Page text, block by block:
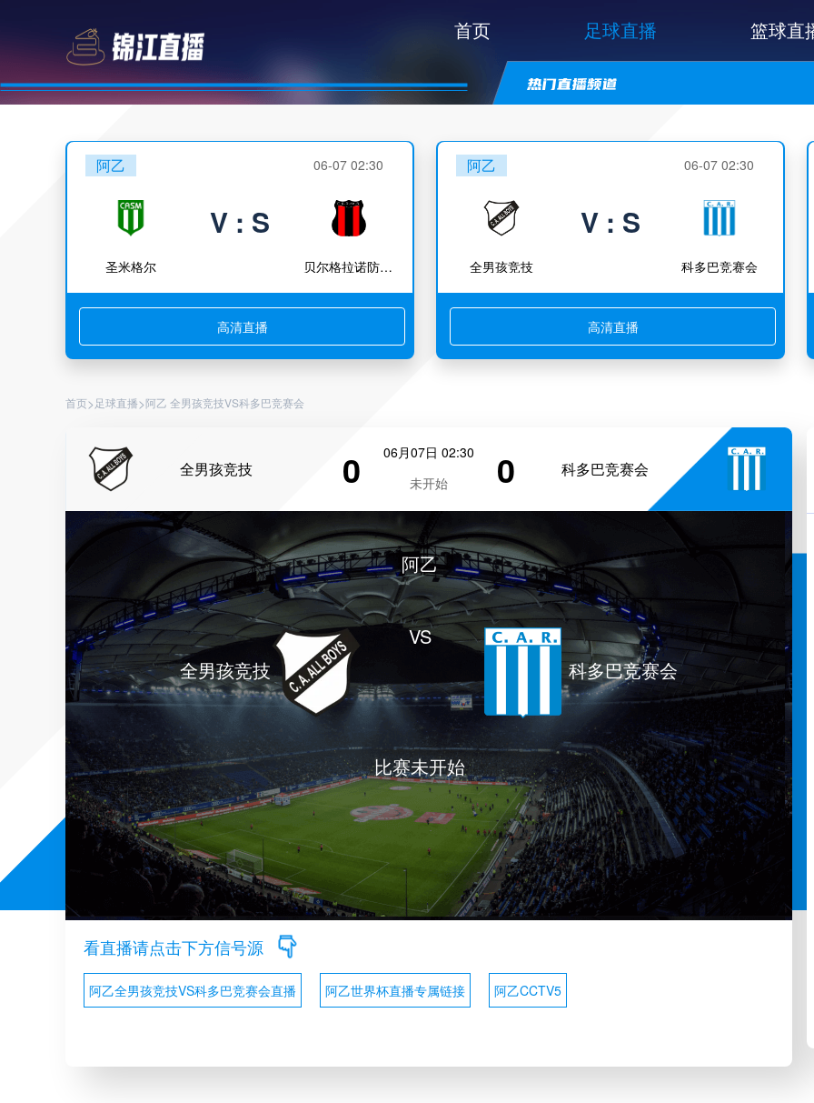
首页 足球直播 篮球直
阿乙 06-07 02:30
圣米格尔
V : S
贝尔格拉诺防卫队
高清直播
阿乙 06-07 02:30
全男孩竞技
V : S
科多巴竞赛会
高清直播
首页> 足球直播>阿乙 全男孩竞技VS科多巴竞赛会
全男孩竞技 0
06月07日 02:30
未开始
0 科多巴竞赛会
全男孩竞技
阿乙
VS
比赛未开始
科多巴竞赛会
看直播请点击下方信号源
阿乙全男孩竞技VS科多巴竞赛会直播 阿乙世界杯直播专属链接 阿乙CCTV5